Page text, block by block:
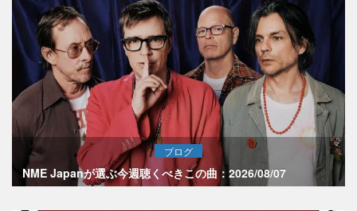
ブログ
NME Japanが選ぶ今週聴くべきこの曲：2026/08/07